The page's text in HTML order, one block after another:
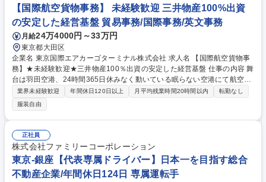
舶管理会社、マンニング会社等）との対応・サポート ◆業務フローの改
善・効率化に関する提案・実行（DX推進含む） 募集職種 【事務系総合
職】商船三井100％子会社／年間休日130日／官庁・組合との折衝あり
【国際航空貨物事務】 未経験歓迎 三井物産100%出資
の安定した経営基盤 貿易事務/国際事務/英文事務
月給24万4000円～33万円
東京都大田区
企業名 東京国際エアカーゴターミナル株式会社 求人名 【国際航空貨物事
務】★未経験歓迎★三井物産100％出資の安定した経営基盤 仕事の内容 舞
台は羽田空港、24時間365日休みなく動いている眠らない空港にて航空会
社に代わり、輸出入貨物を飛行機やトラックに載せる為の事務作業をご担
当頂きます。世界から羽田へそして羽田から世界へ必要なモノを 必要な場
所へ届けるやりがいのあるダイナミックな仕事です。 【具体的には】■航
空会社事務業務：航空会社に代わり、輸出入貨物を飛行機やトラックに載
せるための事務作業・輸出入貨物に付随する書類のチェック・貨物のチェ
ック（内容確認、安全確認など）・積荷目録作成のためのデータ入力・パ
イロットへの書類配達 ほか ■輸出入上屋管理業務・荷役作業の進捗管理
ほか 募集職種 【国際航空貨物事務】★未経験歓迎★三井物産100％出資の
安定した経営基盤
業界未経験歓迎 年間休日120日以上 月平均残業時間20時間以内
転勤なし
服装自由
正社員
株式会社ファミリーコーポレーション
東京-銀座【代表専属ドライバー】日本一を目指す総合
不動産企業/年間休日124日 専属運転手